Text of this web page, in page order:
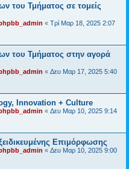
του Τμήματος σε τομείς
« Τρί Μαρ 18, 2025 2:07
του Τμήματος στην αγορά
« Δευ Μαρ 17, 2025 5:40
Innovation + Culture
« Δευ Μαρ 10, 2025 9:14
Επιμόρφωσης
« Δευ Μαρ 10, 2025 9:00